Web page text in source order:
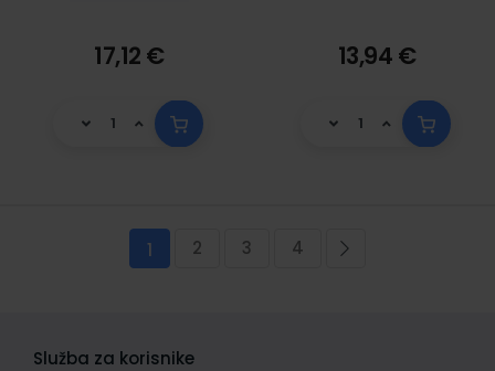
17,12 € 13,94 €
Stranica
Trenutno pregledavate stranicu
1 Stranica
2 Stranica
3 Stranica
4
Služba za korisnike